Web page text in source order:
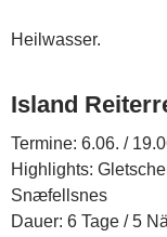
Heilwasser.
Island
Termine: 6.06. /
Highlights:
Snæfellsnes
Dauer: 6 Tage / 5